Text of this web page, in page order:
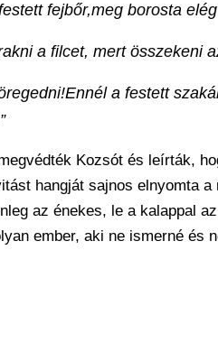
fejbőr,meg borosta elég
a filcet, mert összekeni
a festett
Kozsót és leírták,
hangját sajnos elnyomta
az énekes, le a kalappal
ember, aki ne ismerné és